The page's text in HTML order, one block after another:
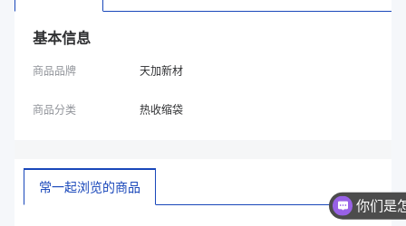
基本信息
商品品牌 天加新材
商品分类 热收缩袋
常一起浏览的商品
你们是